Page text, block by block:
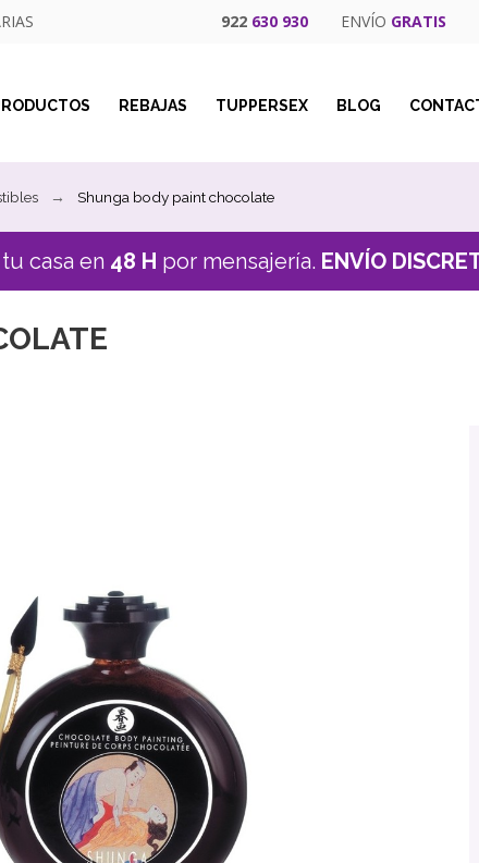
922 630 930 ENVÍO GRATIS
REBAJAS TUPPERSEX BLOG
Shunga body paint chocolate
casa en 48 H por mensajería. ENVÍO